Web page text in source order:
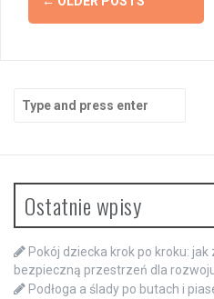
navigation
Search
for:
Ostatnie wpisy
Pokój dziecka krok po kroku:
bezpieczną przestrzeń dla
Podłoga a ślady po butach i